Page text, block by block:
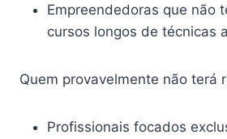
Empreendedoras que não
cursos longos de técnicas
Quem provavelmente não terá
Profissionais focados